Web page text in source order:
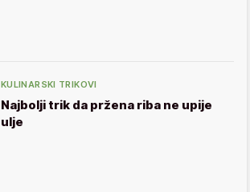
KULINARSKI TRIKOVI
Najbolji trik da pržena riba ne upije
ulje